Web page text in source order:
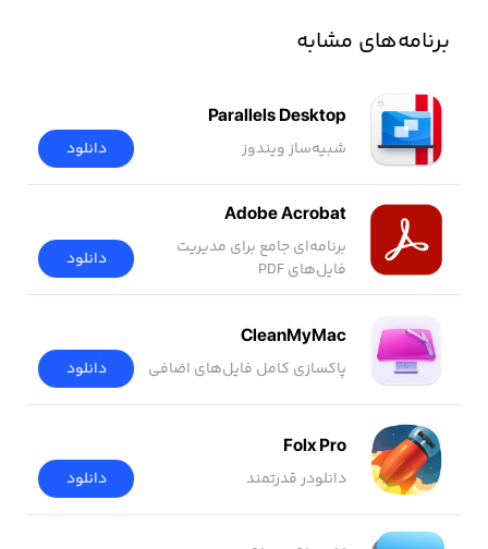
برنامه‌های مشابه
Parallels Desktop
شبیه‌ساز ویندوز دانلود
Adobe Acrobat
برنامه‌ای جامع برای مدیریت
فایل‌های PDF
دانلود
CleanMyMac
پاکسازی کامل فایل‌های اضافی دانلود
Folx Pro
دانلودر قدرتمند دانلود